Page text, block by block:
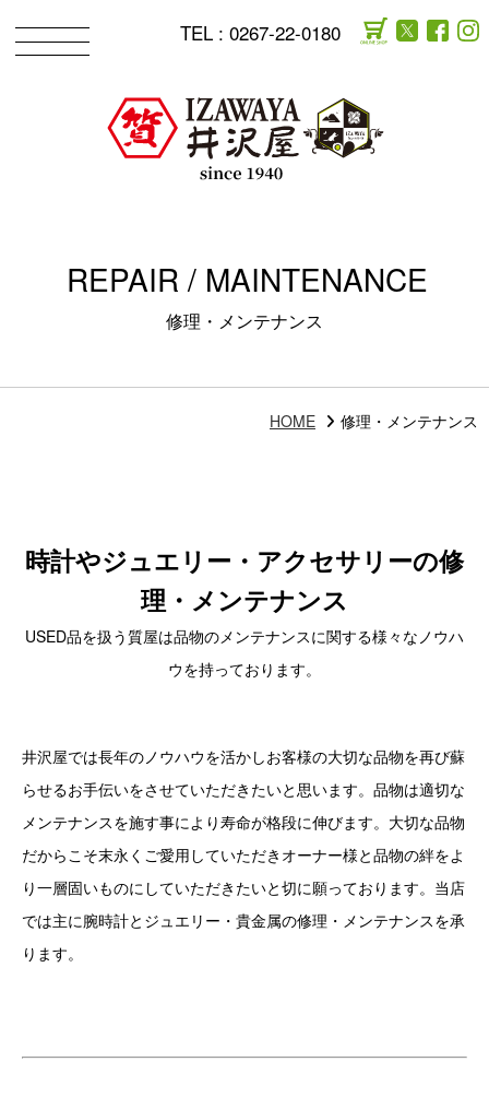
TEL : 0267-22-0180
REPAIR / MAINTENANCE
修理・メンテナンス
HOME 修理・メンテナンス
時計やジュエリー・アクセサリーの修
理・メンテナンス
USED品を扱う質屋は品物のメンテナンスに関する様々なノウハ
ウを持っております。
井沢屋では長年のノウハウを活かしお客様の大切な品物を再び蘇
らせるお手伝いをさせていただきたいと思います。品物は適切な
メンテナンスを施す事により寿命が格段に伸びます。大切な品物
だからこそ末永くご愛用していただきオーナー様と品物の絆をよ
り一層固いものにしていただきたいと切に願っております。当店
では主に腕時計とジュエリー・貴金属の修理・メンテナンスを承
ります。